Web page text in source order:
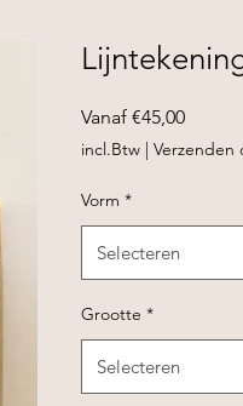
Vanaf €45,00
incl.Btw | Verzenden
Vorm *
Selecteren
Grootte *
Selecteren